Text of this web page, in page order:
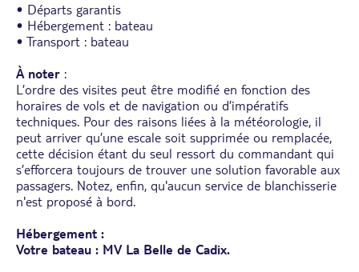
• Départs garantis
• Hébergement : bateau
• Transport : bateau
À noter :
L’ordre des visites peut être modifié en fonction des
horaires de vols et de navigation ou d’impératifs
techniques. Pour des raisons liées à la météorologie, il
peut arriver qu’une escale soit supprimée ou remplacée,
cette décision étant du seul ressort du commandant qui
s’efforcera toujours de trouver une solution favorable aux
passagers. Notez, enfin, qu'aucun service de blanchisserie
n'est proposé à bord.
Hébergement :
Votre bateau : MV La Belle de Cadix.